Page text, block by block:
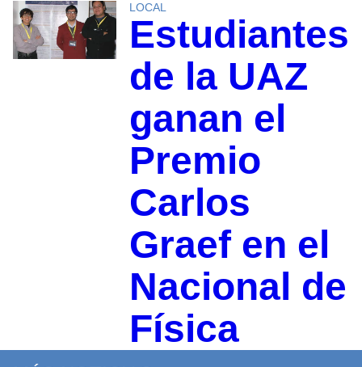
LOCAL
Estudiantes
de la UAZ
ganan el
Premio
Carlos
Graef en el
Nacional de
Física